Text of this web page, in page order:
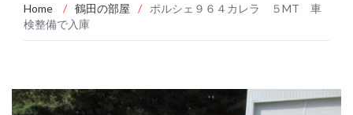
Home / 鶴田の部屋 /
ポルシェ９６４カレラ ５MT 車
検整備で入庫